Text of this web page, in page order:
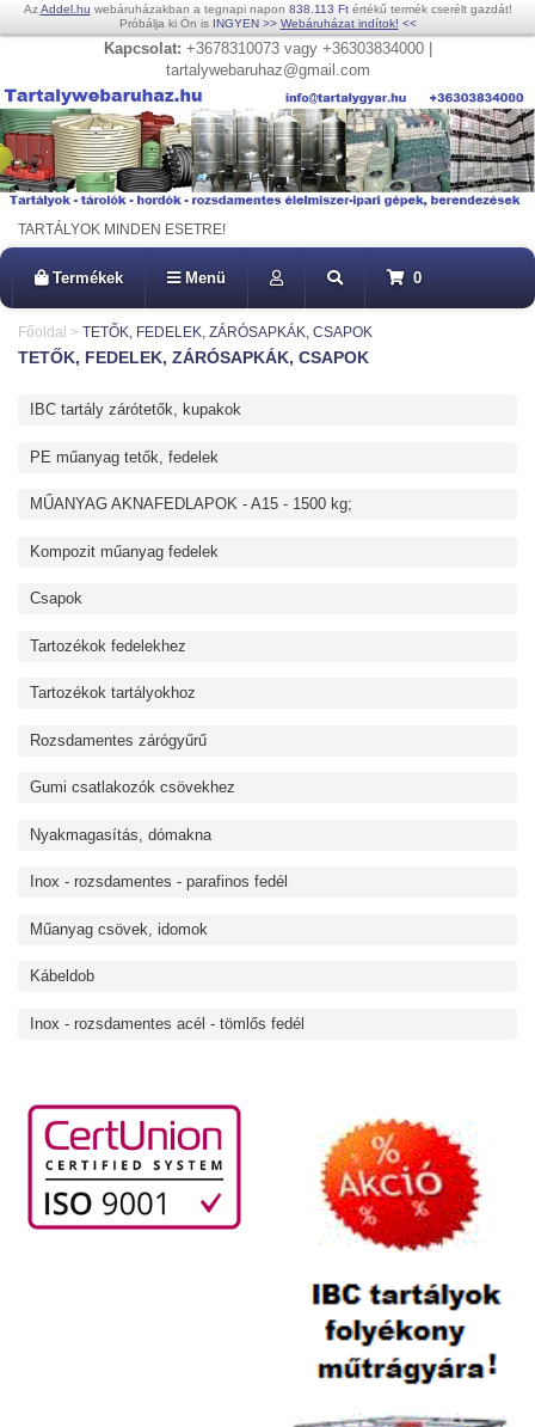
AzAddel.hu webáruházakban a tegnapi napon 838.113 Ftértékű termék cserélt gazdát!
Próbálja ki Ön is INGYEN >> Webáruházat indítok! <<
Kapcsolat: +3678310073 vagy +36303834000 |
tartalywebaruhaz@gmail.com
TARTÁLYOK MINDEN ESETRE!
Termékek Menü 0
Főoldal > TETŐK, FEDELEK, ZÁRÓSAPKÁK, CSAPOK
TETŐK, FEDELEK, ZÁRÓSAPKÁK, CSAPOK
IBC tartály zárótetők, kupakok
PE műanyag tetők, fedelek
MŰANYAG AKNAFEDLAPOK - A15 - 1500 kg;
Kompozit műanyag fedelek
Csapok
Tartozékok fedelekhez
Tartozékok tartályokhoz
Rozsdamentes zárógyűrű
Gumi csatlakozók csövekhez
Nyakmagasítás, dómakna
Inox - rozsdamentes - parafinos fedél
Műanyag csövek, idomok
Kábeldob
Inox - rozsdamentes acél - tömlős fedél